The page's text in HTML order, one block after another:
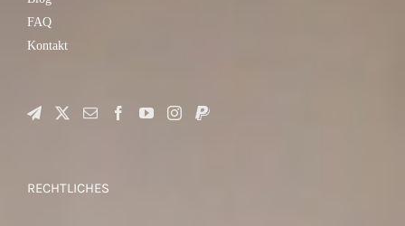
FAQ
Kontakt
RECHTLICHES